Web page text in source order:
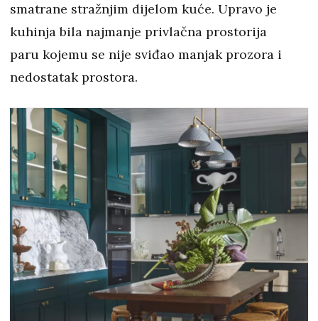
smatrane stražnjim dijelom kuće. Upravo je
kuhinja bila najmanje privlačna prostorija
paru kojemu se nije sviđao manjak prozora i
nedostatak prostora.